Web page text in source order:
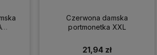
Czerwona damska
portmonetka XXL
21,94 zł